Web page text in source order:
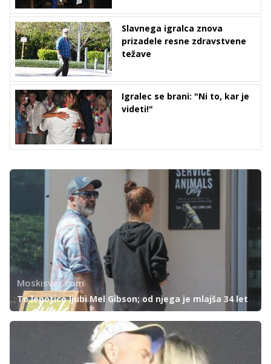
Slavnega igralca znova
prizadele resne zdravstvene
težave
Igralec se brani: "Ni to, kar je
videti!"
Moskisvet.com
To lepotico ljubi Mel Gibson; od njega je mlajša 34 let